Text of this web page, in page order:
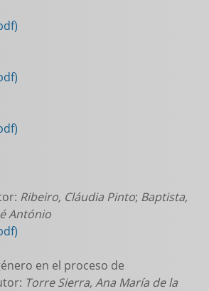
Ribeiro, Cláudia Pinto; Baptista,
António
en el proceso de
Torre Sierra, Ana María de la